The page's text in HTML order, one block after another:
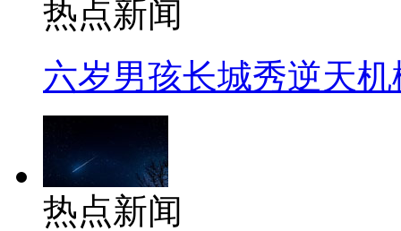
热点新闻
六岁男孩长城秀逆天机
热点新闻